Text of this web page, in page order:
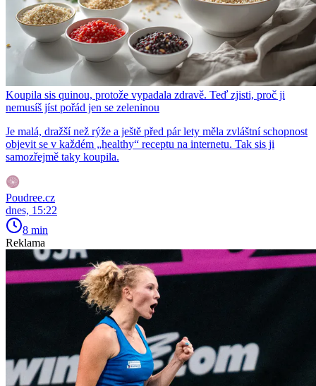
Koupila sis quinou, protože vypadala zdravě. Teď zjisti, proč ji
nemusíš jíst pořád jen se zeleninou
Je malá, dražší než rýže a ještě před pár lety měla zvláštní schopnost
objevit se v každém „healthy“ receptu na internetu. Tak sis ji
samozřejmě taky koupila.
Poudree.cz
dnes, 15:22
8 min
Reklama